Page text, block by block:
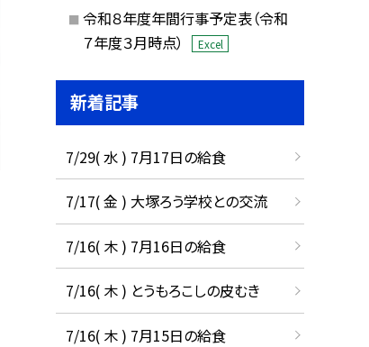
令和８年度年間行事予定表（令和
７年度３月時点）
Excel
新着記事
7/29( 水 ) 7月17日の給食
7/17( 金 ) 大塚ろう学校との交流
7/16( 木 ) 7月16日の給食
7/16( 木 ) とうもろこしの皮むき
7/16( 木 ) 7月15日の給食